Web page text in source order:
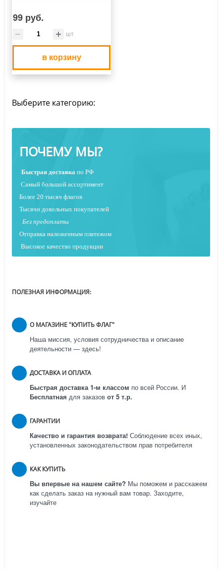
99 руб.
шт
в корзину
Выберите категорию:
ПОЧЕМУ МЫ?
Быстрая доставка по РФ
Самый большой ассортимент
Более 20 тысяч флагов
Тысячи довольных покупателей
Без предоплаты
Отправка наложенным платежом
Высокое качество продукции
ПОЛЕЗНАЯ ИНФОРМАЦИЯ:
О МАГАЗИНЕ "КУПИТЬ ФЛАГ"
Наша миссия, условия сотрудничества и описание
деятельности — здесь!
ДОСТАВКА И ОПЛАТА
Быстрая доставка 1-м классом по всей России. И
Бесплатная для заказов от 5 т.р.
ГАРАНТИИ
Качество и гарантия возврата! Соблюдение всех иных,
установленных законодательством прав потребителя
КАК КУПИТЬ
Вы впервые на нашем сайте? Мы поможем и расскажем
как сделать заказ на нужный вам товар. Заходите,
изучайте